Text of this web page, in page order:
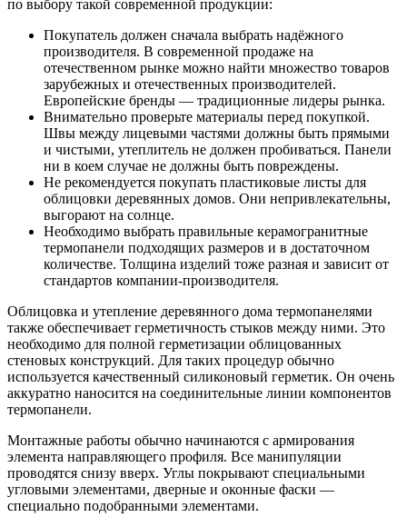
по выбору такой современной продукции:
Покупатель должен сначала выбрать надёжного
производителя. В современной продаже на
отечественном рынке можно найти множество товаров
зарубежных и отечественных производителей.
Европейские бренды — традиционные лидеры рынка.
Внимательно проверьте материалы перед покупкой.
Швы между лицевыми частями должны быть прямыми
и чистыми, утеплитель не должен пробиваться. Панели
ни в коем случае не должны быть повреждены.
Не рекомендуется покупать пластиковые листы для
облицовки деревянных домов. Они непривлекательны,
выгорают на солнце.
Необходимо выбрать правильные керамогранитные
термопанели подходящих размеров и в достаточном
количестве. Толщина изделий тоже разная и зависит от
стандартов компании-производителя.
Облицовка и утепление деревянного дома термопанелями
также обеспечивает герметичность стыков между ними. Это
необходимо для полной герметизации облицованных
стеновых конструкций. Для таких процедур обычно
используется качественный силиконовый герметик. Он очень
аккуратно наносится на соединительные линии компонентов
термопанели.
Монтажные работы обычно начинаются с армирования
элемента направляющего профиля. Все манипуляции
проводятся снизу вверх. Углы покрывают специальными
угловыми элементами, дверные и оконные фаски —
специально подобранными элементами.